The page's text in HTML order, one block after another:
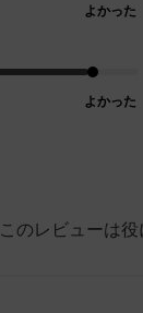
よかった
よかった
このレビューは